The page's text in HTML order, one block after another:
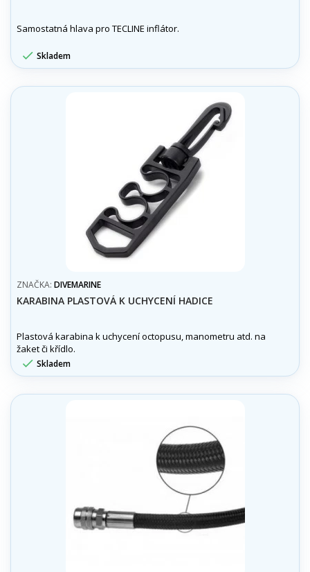
Samostatná hlava pro TECLINE inflátor.
 Skladem
ZNAČKA: DIVEMARINE
KARABINA PLASTOVÁ K UCHYCENÍ HADICE
Plastová karabina k uchycení octopusu, manometru atd. na
žaket či křídlo.
 Skladem